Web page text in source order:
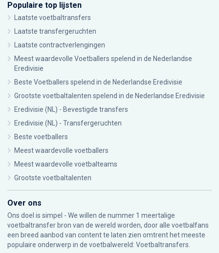
Populaire top lijsten
Laatste voetbaltransfers
Laatste transfergeruchten
Laatste contractverlengingen
Meest waardevolle Voetballers spelend in de Nederlandse
Eredivisie
Beste Voetballers spelend in de Nederlandse Eredivisie
Grootste voetbaltalenten spelend in de Nederlandse Eredivisie
Eredivisie (NL) - Bevestigde transfers
Eredivisie (NL) - Transfergeruchten
Beste voetballers
Meest waardevolle voetballers
Meest waardevolle voetbalteams
Grootste voetbaltalenten
Over ons
Ons doel is simpel - We willen de nummer 1 meertalige
voetbaltransfer bron van de wereld worden, door alle voetbalfans
een breed aanbod van content te laten zien omtrent het meeste
populaire onderwerp in de voetbalwereld: Voetbaltransfers.